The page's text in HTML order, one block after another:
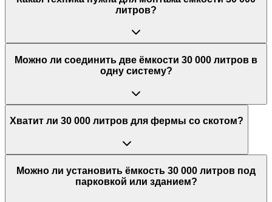
литров?
Можно ли соединить две ёмкости 30 000 литров в
одну систему?
Хватит ли 30 000 литров для фермы со скотом?
Можно ли установить ёмкость 30 000 литров под
парковкой или зданием?